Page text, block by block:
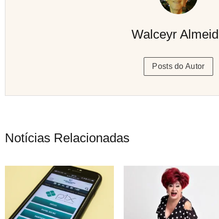
Walceyr
Posts do Autor
Notícias Relacionadas